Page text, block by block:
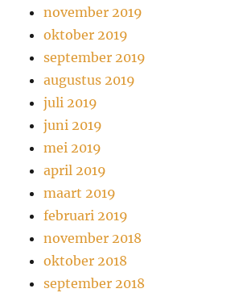
november 2019
oktober 2019
september 2019
augustus 2019
juli 2019
juni 2019
mei 2019
april 2019
maart 2019
februari 2019
november 2018
oktober 2018
september 2018